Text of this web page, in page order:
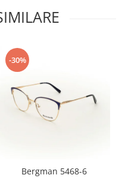
-30%
Bergman 5468-6